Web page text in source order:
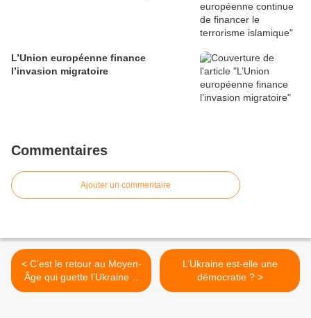
L’Union européenne finance
l’invasion migratoire
Commentaires
Ajouter un commentaire
< C’est le retour au Moyen-
Âge qui guette l’Ukraine si
Zelensky s’obstine
L’Ukraine est-elle une
démocratie ? >